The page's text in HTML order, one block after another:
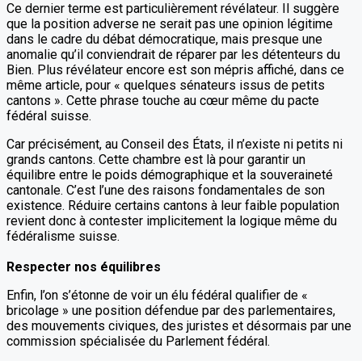
Ce dernier terme est particulièrement révélateur. Il suggère
que la position adverse ne serait pas une opinion légitime
dans le cadre du débat démocratique, mais presque une
anomalie qu’il conviendrait de réparer par les détenteurs du
Bien. Plus révélateur encore est son mépris affiché, dans ce
même article, pour « quelques sénateurs issus de petits
cantons ». Cette phrase touche au cœur même du pacte
fédéral suisse.
Car précisément, au Conseil des États, il n’existe ni petits ni
grands cantons. Cette chambre est là pour garantir un
équilibre entre le poids démographique et la souveraineté
cantonale. C’est l’une des raisons fondamentales de son
existence. Réduire certains cantons à leur faible population
revient donc à contester implicitement la logique même du
fédéralisme suisse.
Respecter nos équilibres
Enfin, l’on s’étonne de voir un élu fédéral qualifier de «
bricolage » une position défendue par des parlementaires,
des mouvements civiques, des juristes et désormais par une
commission spécialisée du Parlement fédéral.